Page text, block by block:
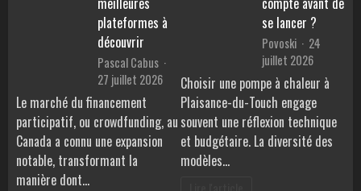
plateformes à
découvrir
Pascal Cabus
27 juillet 2026
Le marché du financement
participatif, ou crowdfunding, au
Canada a connu une expansion
notable, transformant la
manière dont…
se lancer ?
Povoski
24
juillet 2026
Choisir une pompe à chaleur à
Plaisance-du-Touch engage
souvent une réflexion technique
et budgétaire. La diversité des
modèles…